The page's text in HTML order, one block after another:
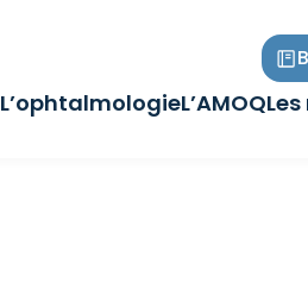
L’ophtalmologie
Ouvrir/Fermer
L’AMOQ
Ouvrir/